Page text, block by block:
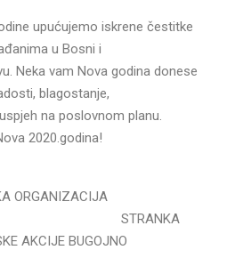
upućujemo iskrene čestitke
u Bosni i
Neka vam Nova godina donese
blagostanje,
na poslovnom planu.
2020.godina!
ORGANIZACIJA
AKCIJE BUGOJNO